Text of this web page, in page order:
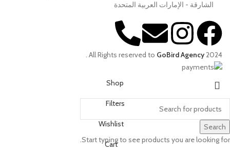
الشارقة - الإمارات العربية المتحدة
All Rights reserved to GoBird Agency2024
.
Search
Start typing to see products you are looking for.
Shop
Filters
Wishlist
Cart